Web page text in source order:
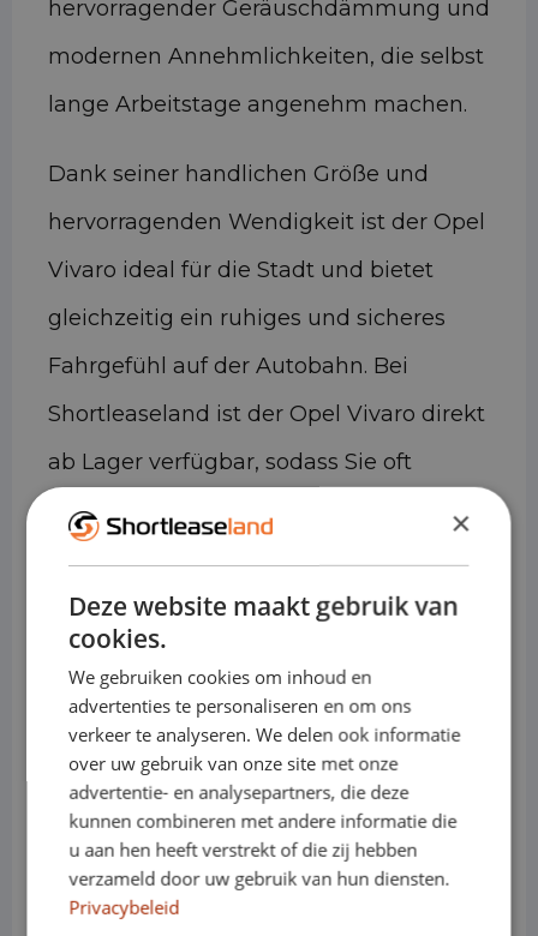
hervorragender Geräuschdämmung und
modernen Annehmlichkeiten, die selbst
lange Arbeitstage angenehm machen.
Dank seiner handlichen Größe und
hervorragenden Wendigkeit ist der Opel
Vivaro ideal für die Stadt und bietet
gleichzeitig ein ruhiges und sicheres
Fahrgefühl auf der Autobahn. Bei
Shortleaseland ist der Opel Vivaro direkt
ab Lager verfügbar, sodass Sie oft
innerhalb von 24 Stunden losfahren
Leasingverpflichtungen.
Technische Daten
• Ladevolumen: ca. 5,3 m³ bis 6,6 m³
(abhängig von Länge/Höhe)
• Tragfähigkeit: bis zu ca. 1.400 kg
• Anhängelast: bis zu ca. 2.500 kg (je
×
Deze website maakt gebruik van
cookies.
We gebruiken cookies om inhoud en
advertenties te personaliseren en om ons
verkeer te analyseren. We delen ook informatie
over uw gebruik van onze site met onze
advertentie- en analysepartners, die deze
kunnen combineren met andere informatie die
u aan hen heeft verstrekt of die zij hebben
verzameld door uw gebruik van hun diensten.
Privacybeleid